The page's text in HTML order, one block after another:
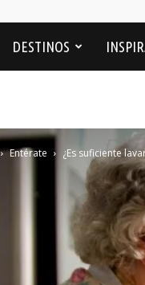
Me
feliz
DESTINOS
Entérate ¿Es suficiente